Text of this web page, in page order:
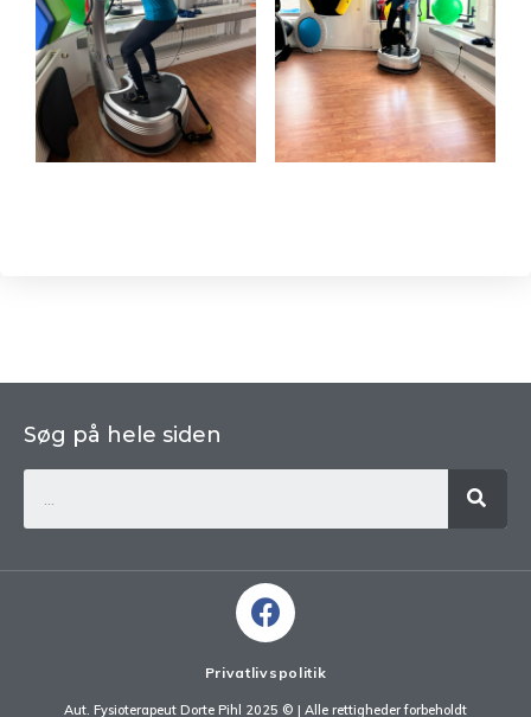
Søg på hele siden
Privatlivspolitik
Aut. Fysioterapeut Dorte Pihl 2025 ©​ | Alle rettigheder forbeholdt